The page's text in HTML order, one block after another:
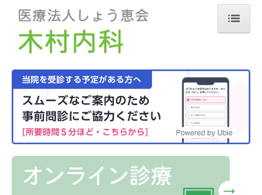
ホーム
初診のご案内
クリニックの概要
設備
リンク